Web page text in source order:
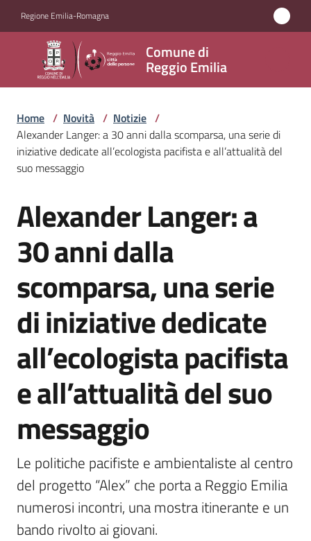
Regione Emilia-Romagna
Comune di
Reggio Emilia
Comune
di
Reggio
Emilia
Amministrazione
Servizi
Novità
Menu selezionato
Vivere
Reggio
Emilia
Tutti
gli
argomenti
u
r
i
Home / Novità / Notizie /
Alexander Langer: a 30 anni dalla scomparsa, una serie di
iniziative dedicate all’ecologista pacifista e all’attualità del
suo messaggio
Salta al contenuto
Alexander Langer: a
30 anni dalla
scomparsa, una serie
di iniziative dedicate
all’ecologista pacifista
e all’attualità del suo
messaggio
Le politiche pacifiste e ambientaliste al centro
del progetto “Alex” che porta a Reggio Emilia
numerosi incontri, una mostra itinerante e un
bando rivolto ai giovani.